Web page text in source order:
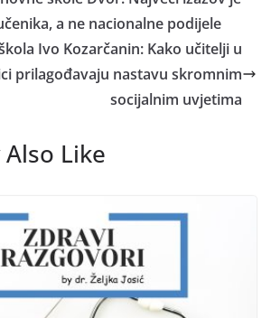
a ne nacionalne podijele
Ivo Kozarčanin: Kako učitelji u
prilagođavaju nastavu skromnim
socijalnim uvjetima
Like